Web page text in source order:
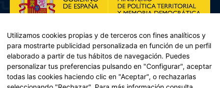
Utilizamos cookies propias y de terceros con fines analíticos y
para mostrarte publicidad personalizada en función de un perfil
elaborado a partir de tus hábitos de navegación. Puedes
personalizar tus preferencias pulsando en "Configurar", aceptar
todas las cookies haciendo clic en "Aceptar", o rechazarlas